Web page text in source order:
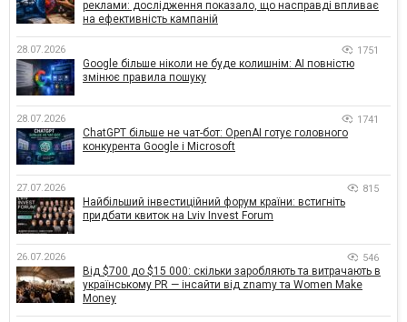
реклами: дослідження показало, що насправді впливає
на ефективність кампаній
28.07.2026 1751
Google більше ніколи не буде колишнім: AI повністю
змінює правила пошуку
28.07.2026 1741
ChatGPT більше не чат-бот: OpenAI готує головного
конкурента Google і Microsoft
27.07.2026 815
Найбільший інвестиційний форум країни: встигніть
придбати квиток на Lviv Invest Forum
26.07.2026 546
Від $700 до $15 000: скільки заробляють та витрачають в
українському PR — інсайти від znamy та Women Make
Money